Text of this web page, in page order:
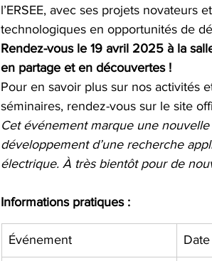
l’ERSEE, avec ses projets novateurs
technologiques en opportunités de
Rendez-vous le 19 avril 2025 à la
en partage et en découvertes !
Pour en savoir plus sur nos activités
séminaires, rendez-vous sur le site
Cet événement marque une nouvelle
développement d’une recherche
électrique. À très bientôt pour de
Informations pratiques :
Événement Date